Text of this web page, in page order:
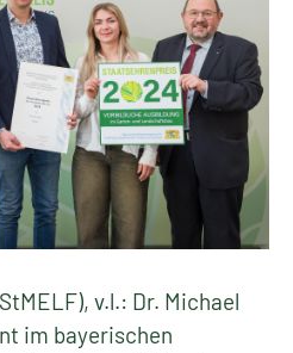
v.l.: Dr. Michael
im bayerischen